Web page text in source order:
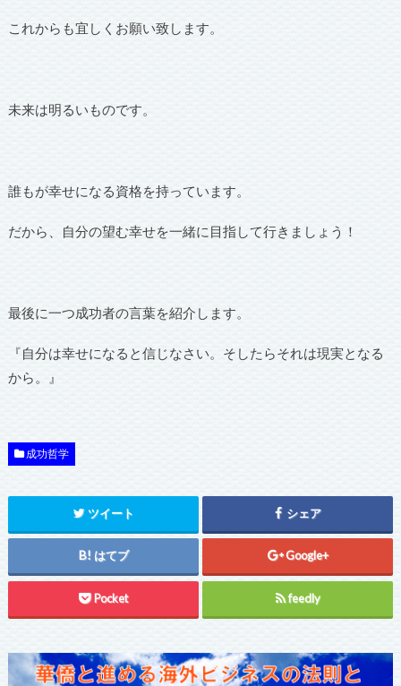
これからも宜しくお願い致します。
未来は明るいものです。
誰もが幸せになる資格を持っています。
だから、自分の望む幸せを一緒に目指して行きましょう！
最後に一つ成功者の言葉を紹介します。
『自分は幸せになると信じなさい。そしたらそれは現実となる
から。』
成功哲学
ツイート シェア
はてブ Google+
Pocket feedly